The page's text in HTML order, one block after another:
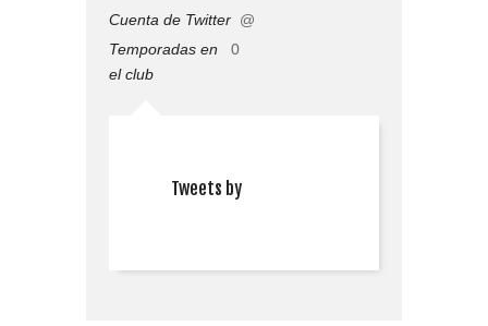
Cuenta de Twitter @
Temporadas en
el club
0
Tweets by